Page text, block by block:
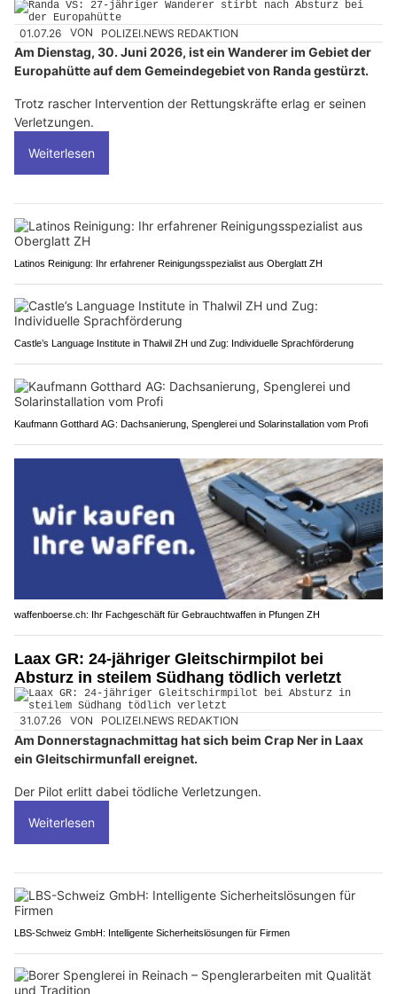
01.07.26 VON POLIZEI.NEWS REDAKTION
Am Dienstag, 30. Juni 2026, ist ein Wanderer im Gebiet der
Europahütte auf dem Gemeindegebiet von Randa gestürzt.
Trotz rascher Intervention der Rettungskräfte erlag er seinen
Verletzungen.
Weiterlesen
Latinos Reinigung: Ihr erfahrener Reinigungsspezialist aus Oberglatt ZH
Castle’s Language Institute in Thalwil ZH und Zug: Individuelle Sprachförderung
Kaufmann Gotthard AG: Dachsanierung, Spenglerei und Solarinstallation vom Profi
waffenboerse.ch: Ihr Fachgeschäft für Gebrauchtwaffen in Pfungen ZH
Laax GR: 24-jähriger Gleitschirmpilot bei
Absturz in steilem Südhang tödlich verletzt
31.07.26 VON POLIZEI.NEWS REDAKTION
Am Donnerstagnachmittag hat sich beim Crap Ner in Laax
ein Gleitschirmunfall ereignet.
Der Pilot erlitt dabei tödliche Verletzungen.
Weiterlesen
LBS-Schweiz GmbH: Intelligente Sicherheitslösungen für Firmen